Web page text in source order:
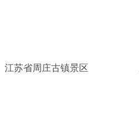
江苏省周庄古镇景区